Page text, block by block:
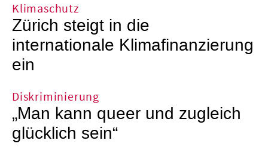
Klimaschutz
Zürich steigt in die
internationale Klimafinanzierung
ein
Diskriminierung
„Man kann queer und zugleich
glücklich sein“